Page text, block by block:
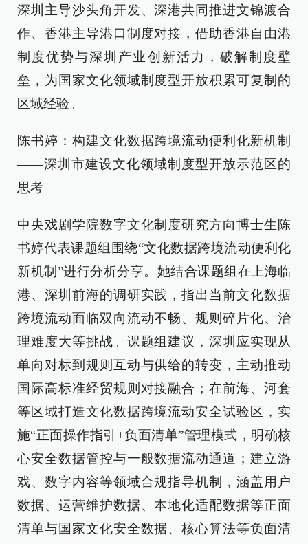
深圳主导沙头角开发、深港共同推进文锦渡合
作、香港主导港口制度对接，借助香港自由港
制度优势与深圳产业创新活力，破解制度壁
垒，为国家文化领域制度型开放积累可复制的
区域经验。
陈书婷：构建文化数据跨境流动便利化新机制
——深圳市建设文化领域制度型开放示范区的
思考
中央戏剧学院数字文化制度研究方向博士生陈
书婷代表课题组围绕“文化数据跨境流动便利化
新机制”进行分析分享。她结合课题组在上海临
港、深圳前海的调研实践，指出当前文化数据
跨境流动面临双向流动不畅、规则碎片化、治
理难度大等挑战。课题组建议，深圳应实现从
单向对标到规则互动与供给的转变，主动推动
国际高标准经贸规则对接融合；在前海、河套
等区域打造文化数据跨境流动安全试验区，实
施“正面操作指引+负面清单”管理模式，明确核
心安全数据管控与一般数据流动通道；建立游
戏、数字内容等领域合规指导机制，涵盖用户
数据、运营维护数据、本地化适配数据等正面
清单与国家文化安全数据、核心算法等负面清